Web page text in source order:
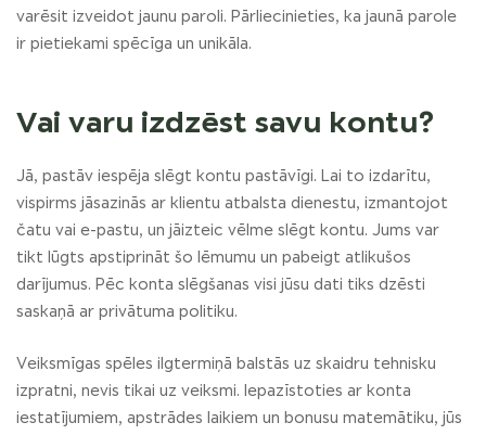
varēsit izveidot jaunu paroli. Pārliecinieties, ka jaunā parole
ir pietiekami spēcīga un unikāla.
Vai varu izdzēst savu kontu?
Jā, pastāv iespēja slēgt kontu pastāvīgi. Lai to izdarītu,
vispirms jāsazinās ar klientu atbalsta dienestu, izmantojot
čatu vai e-pastu, un jāizteic vēlme slēgt kontu. Jums var
tikt lūgts apstiprināt šo lēmumu un pabeigt atlikušos
darījumus. Pēc konta slēgšanas visi jūsu dati tiks dzēsti
saskaņā ar privātuma politiku.
Veiksmīgas spēles ilgtermiņā balstās uz skaidru tehnisku
izpratni, nevis tikai uz veiksmi. Iepazīstoties ar konta
iestatījumiem, apstrādes laikiem un bonusu matemātiku, jūs